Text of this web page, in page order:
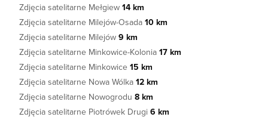
Zdjęcia satelitarne Mełgiew 14 km
Zdjęcia satelitarne Milejów-Osada 10 km
Zdjęcia satelitarne Milejów 9 km
Zdjęcia satelitarne Minkowice-Kolonia 17 km
Zdjęcia satelitarne Minkowice 15 km
Zdjęcia satelitarne Nowa Wólka 12 km
Zdjęcia satelitarne Nowogrodu 8 km
Zdjęcia satelitarne Piotrówek Drugi 6 km